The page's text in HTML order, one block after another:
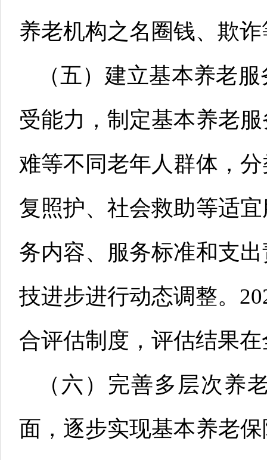
养老机构之名圈钱、欺
（五）建立基本养老
受能力，制定基本养老
难等不同老年人群体，
复照护、社会救助等适
务内容、服务标准和支
技进步进行动态调整。
合评估制度，评估结果
（六）完善多层次养
面，逐步实现基本养老